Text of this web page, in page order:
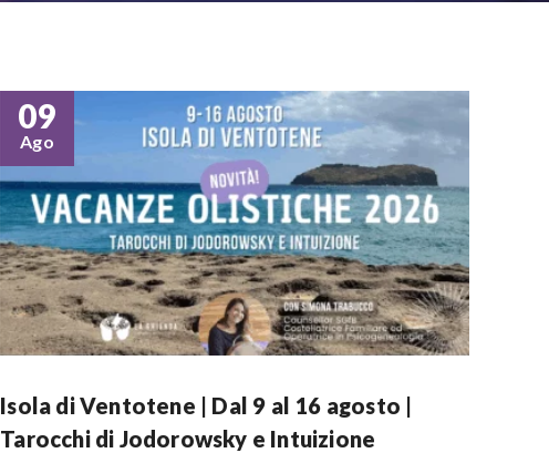
09
Ago
Isola di Ventotene | Dal 9 al 16 agosto |
Tarocchi di Jodorowsky e Intuizione